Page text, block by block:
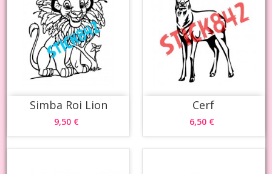
Simba Roi Lion
9,50 €
Cerf
6,50 €